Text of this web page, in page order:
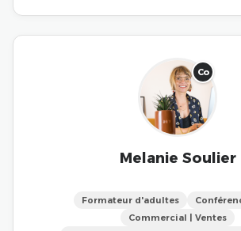
Co
Melanie Soulier
Formateur d'adultes
Commercial | Ventes